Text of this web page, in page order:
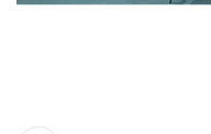
Sarajevo,